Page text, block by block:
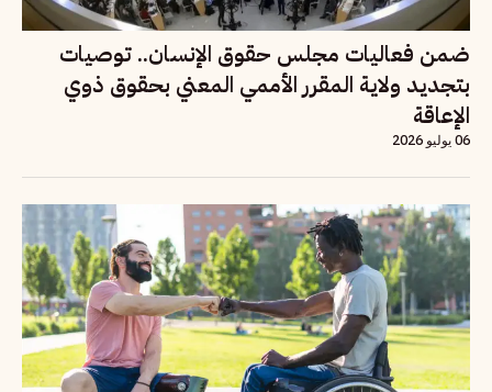
ضمن فعاليات مجلس حقوق الإنسان.. توصيات
بتجديد ولاية المقرر الأممي المعني بحقوق ذوي
الإعاقة
06 يوليو 2026